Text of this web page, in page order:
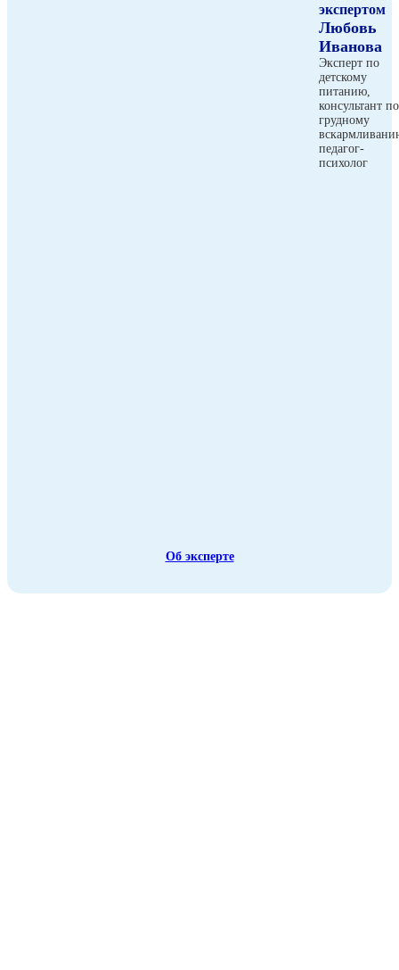
экспертом
Любовь
Иванова
Эксперт по
детскому
питанию,
консультант по
грудному
педагог-
психолог
Об эксперте